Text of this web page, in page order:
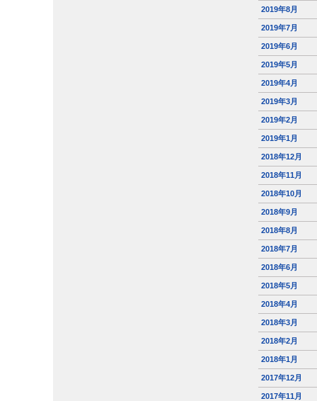
2019年8月
2019年7月
2019年6月
2019年5月
2019年4月
2019年3月
2019年2月
2019年1月
2018年12月
2018年11月
2018年10月
2018年9月
2018年8月
2018年7月
2018年6月
2018年5月
2018年4月
2018年3月
2018年2月
2018年1月
2017年12月
2017年11月